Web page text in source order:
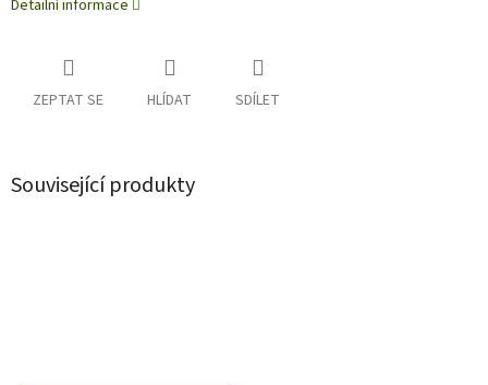
Detailní informace
ZEPTAT SE HLÍDAT SDÍLET
Související produkty